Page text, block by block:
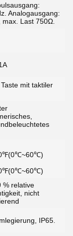
Analogausgang:
max. Last 750Ω.
mit taktiler
% relative
nicht
IP65.